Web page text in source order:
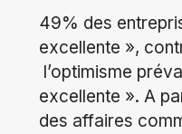
49% des
excellente »,
l’optimisme
excellente ». A
des affaires